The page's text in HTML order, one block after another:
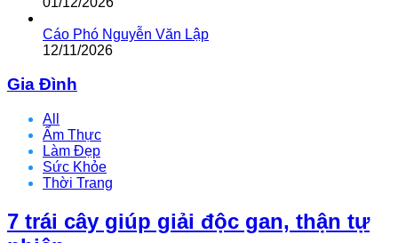
Cáo Phó Nguyễn Văn Lập
12/11/2026
Gia Đình
All
Ẩm Thực
Làm Đẹp
Sức Khỏe
Thời Trang
7 trái cây giúp giải độc gan, thận tự